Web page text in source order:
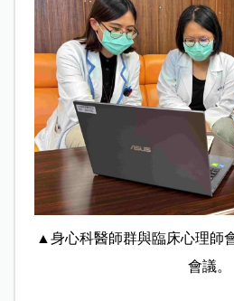
▲身心科醫師群與臨床心理師
會議。